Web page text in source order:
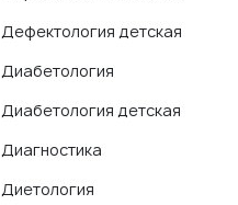
Дефектология детская
Диабетология
Диабетология детская
Диагностика
Диетология